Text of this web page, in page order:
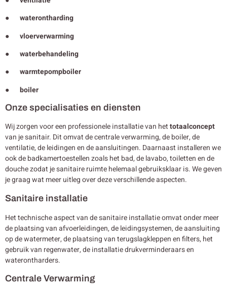
● waterontharding
● vloerverwarming
● waterbehandeling
● warmtepompboiler
● boiler
Onze specialisaties en diensten
Wij zorgen voor een professionele installatie van hettotaalconcept
van je sanitair. Dit omvat de centrale verwarming, de boiler, de
ventilatie, de leidingen en de aansluitingen. Daarnaast installeren we
ook de badkamertoestellen zoals het bad, de lavabo, toiletten en de
douche zodat je sanitaire ruimte helemaal gebruiksklaar is. We geven
je graag wat meer uitleg over deze verschillende aspecten.
Sanitaire installatie
Het technische aspect van de sanitaire installatie omvat onder meer
de plaatsing van afvoerleidingen, de leidingsystemen, de aansluiting
op de watermeter, de plaatsing van terugslagkleppen en filters, het
gebruik van regenwater, de installatie drukverminderaars en
waterontharders.
Centrale Verwarming